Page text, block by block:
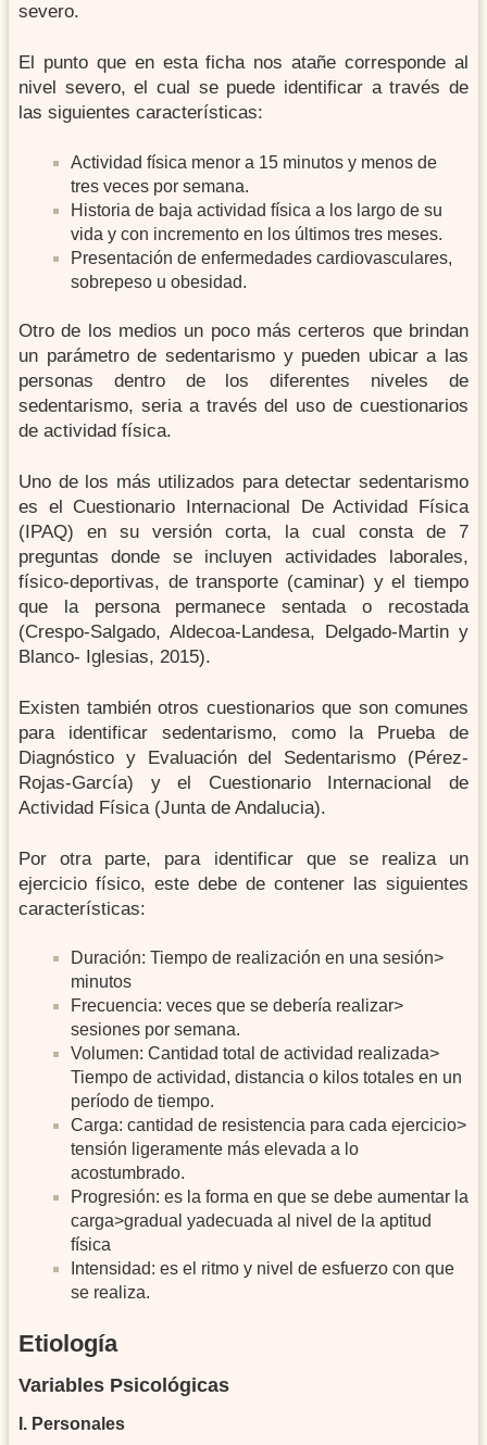
severo.
El punto que en esta ficha nos atañe corresponde al
nivel severo, el cual se puede identificar a través de
las siguientes características:
Actividad física menor a 15 minutos y menos de
tres veces por semana.
Historia de baja actividad física a los largo de su
vida y con incremento en los últimos tres meses.
Presentación de enfermedades cardiovasculares,
sobrepeso u obesidad.
Otro de los medios un poco más certeros que brindan
un parámetro de sedentarismo y pueden ubicar a las
personas dentro de los diferentes niveles de
sedentarismo, seria a través del uso de cuestionarios
de actividad física.
Uno de los más utilizados para detectar sedentarismo
es el Cuestionario Internacional De Actividad Física
(IPAQ) en su versión corta, la cual consta de 7
preguntas donde se incluyen actividades laborales,
físico-deportivas, de transporte (caminar) y el tiempo
que la persona permanece sentada o recostada
(Crespo-Salgado, Aldecoa-Landesa, Delgado-Martin y
Blanco- Iglesias, 2015).
Existen también otros cuestionarios que son comunes
para identificar sedentarismo, como la Prueba de
Diagnóstico y Evaluación del Sedentarismo (Pérez-
Rojas-García) y el Cuestionario Internacional de
Actividad Física (Junta de Andalucia).
Por otra parte, para identificar que se realiza un
ejercicio físico, este debe de contener las siguientes
características:
Duración: Tiempo de realización en una sesión>
minutos
Frecuencia: veces que se debería realizar>
sesiones por semana.
Volumen: Cantidad total de actividad realizada>
Tiempo de actividad, distancia o kilos totales en un
período de tiempo.
Carga: cantidad de resistencia para cada ejercicio>
tensión ligeramente más elevada a lo
acostumbrado.
Progresión: es la forma en que se debe aumentar la
carga>gradual yadecuada al nivel de la aptitud
física
Intensidad: es el ritmo y nivel de esfuerzo con que
se realiza.
etiología
Variables Psicológicas
I. Personales